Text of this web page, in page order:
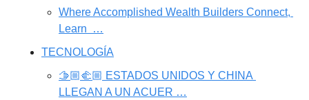
Where Accomplished Wealth Builders Connect,
Learn  …
TECNOLOGÍA
🫱🏼‍🫲🏼 ESTADOS UNIDOS Y CHINA
LLEGAN A UN ACUER …